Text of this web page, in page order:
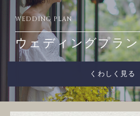
WEDDING PLAN
ウェディングプラン
くわしく見る